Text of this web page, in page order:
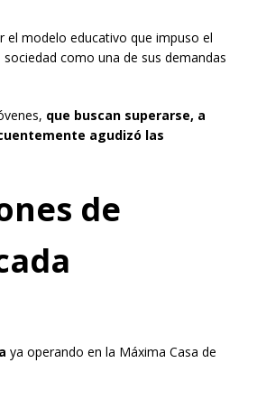
el modelo educativo que impuso el
como una de sus demandas
que buscan superarse, a
agudizó las
de
ya operando en la Máxima Casa de